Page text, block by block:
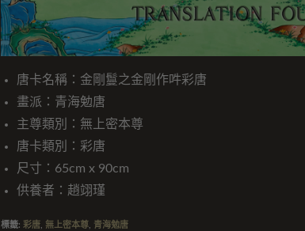
唐卡名稱：金剛鬘之金剛作吽彩唐
畫派：青海勉唐
主尊類別：無上密本尊
唐卡類別：彩唐
尺寸：65cm x 90cm
供養者：趙翊瑾
標籤: 彩唐, 無上密本尊, 青海勉唐